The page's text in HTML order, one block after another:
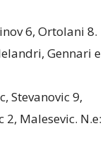
6, Ortolani 8.
Gennari e
Stevanovic 9,
2, Malesevic. N.e: